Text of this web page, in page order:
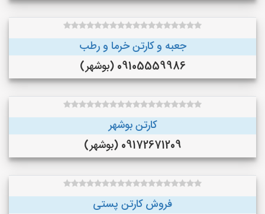
جعبه و کارتن خرما و‌ رطب
09105559986 (بوشهر)
کارتن بوشهر
09172671209 (بوشهر)
فروش کارتن پستی